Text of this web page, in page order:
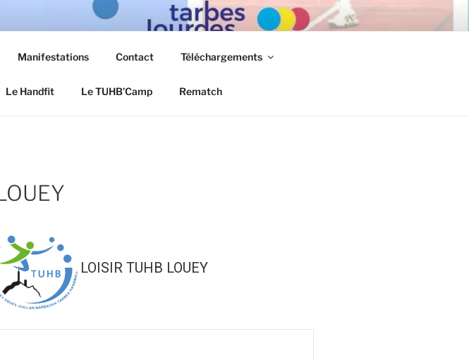
Manifestations Contact Téléchargements
Le Handfit Le TUHB’Camp Rematch
LOISIR TUHB LOUEY